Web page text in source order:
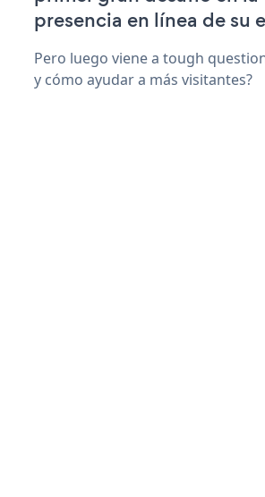
presencia en línea de su
Pero luego viene a tough
y cómo ayudar a más visitantes?